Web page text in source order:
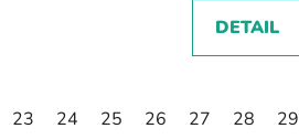
DETAIL
23 24 25 26 27 28 29